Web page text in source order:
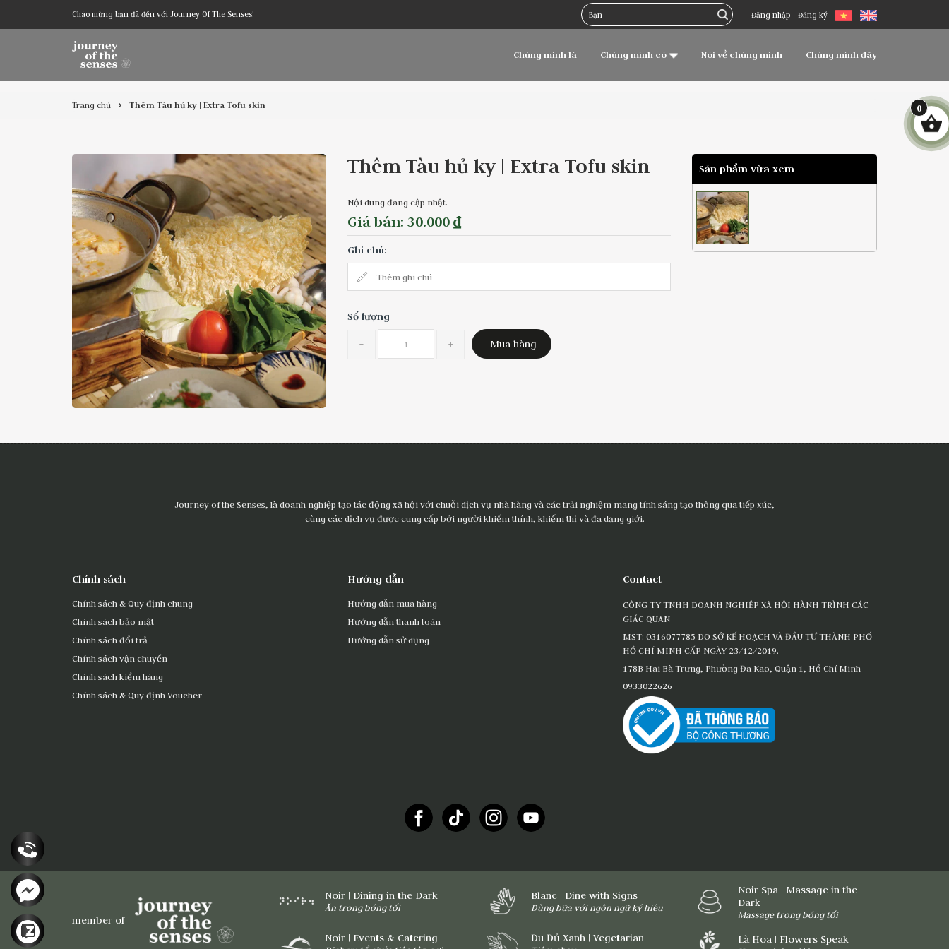
Chào mừng bạn đã đến với Journey Of The Senses! Đăng nhập Đăng ký
Chúng mình là Chúng mình có Nói về chúng mình Chúng mình đây
0
Trang chủ Thêm Tàu hủ ky | Extra Tofu skin
Thêm Tàu hủ ky | Extra Tofu skin
Nội dung đang cập nhật.
Giá bán: 30.000 ₫
Ghi chú:
Số lượng
- + Mua hàng
Sản phẩm vừa xem
Journey of the Senses, là doanh nghiệp tạo tác động xã hội với chuỗi dịch vụ nhà hàng và các trải nghiệm mang tính sáng tạo thông qua tiếp xúc,
cùng các dịch vụ được cung cấp bởi người khiếm thính, khiếm thị và đa dạng giới.
Chính sách
Chính sách & Quy định chung
Chính sách bảo mật
Chính sách đổi trả
Chính sách vận chuyển
Chính sách kiểm hàng
Chính sách & Quy định Voucher
Hướng dẫn
Hướng dẫn mua hàng
Hướng dẫn thanh toán
Hướng dẫn sử dụng
Contact
CÔNG TY TNHH DOANH NGHIỆP XÃ HỘI HÀNH TRÌNH CÁC
GIÁC QUAN
MST: 0316077785 DO SỞ KẾ HOẠCH VÀ ĐẦU TƯ THÀNH PHỐ
HỒ CHÍ MINH CẤP NGÀY 23/12/2019.
178B Hai Bà Trưng, Phường Đa Kao, Quận 1, Hồ Chí Minh
0933022626
member of
Noir | Dining in the Dark
Ăn trong bóng tối
Noir | Events & Catering
Blanc | Dine with Signs
Dùng bữa với ngôn ngữ ký hiệu
Đu Đủ Xanh | Vegetarian
Noir Spa | Massage in the
Dark
Massage trong bóng tối
Là Hoa | Flowers Speak